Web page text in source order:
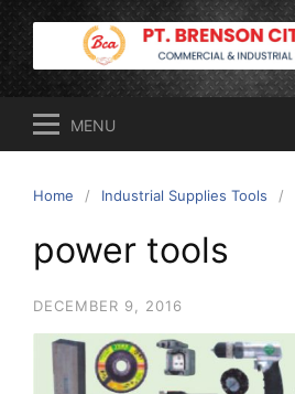
Skip
to
content
MENU
Home Industrial Supplies Tools
power tools
DECEMBER 9, 2016